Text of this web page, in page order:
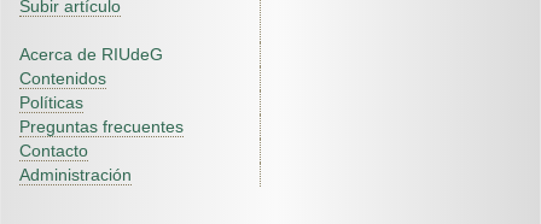
Subir artículo
Acerca de RIUdeG
Contenidos
Políticas
Preguntas frecuentes
Contacto
Administración